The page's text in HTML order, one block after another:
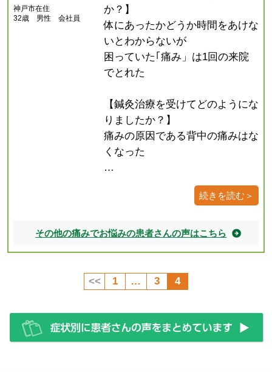
神戸市在住
32歳 男性 会社員
か？】
体にあったかどうか時間をあけな
いとわからないが
困っていた｢痛み」は1回の来院
でとれた
【鍼灸治療を受けてどのようにな
りましたか？】
痛みの原因である背中の痛みはな
くなった
…
続きを読む＞
その他の痛みでお悩みの患者さんの声はこちら
<< 1 … 3 4